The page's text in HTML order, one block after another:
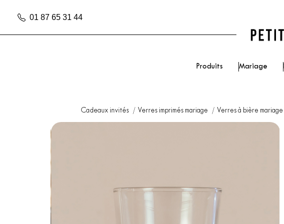
01 87 65 31 44
Produits Mariage
Cadeaux invités Verres imprimés mariage Verres à bière mariage